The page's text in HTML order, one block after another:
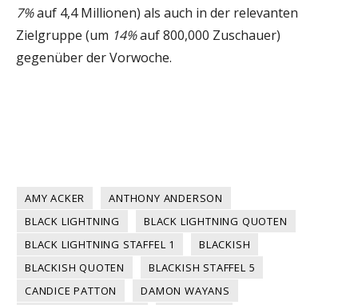
7%auf 4,4 Millionen) als auch in der relevanten
Zielgruppe (um 14%auf 800,000 Zuschauer)
gegenüber der Vorwoche.
AMY ACKER
ANTHONY ANDERSON
BLACK LIGHTNING
BLACK LIGHTNING QUOTEN
BLACK LIGHTNING STAFFEL 1
BLACKISH
BLACKISH QUOTEN
BLACKISH STAFFEL 5
CANDICE PATTON
DAMON WAYANS